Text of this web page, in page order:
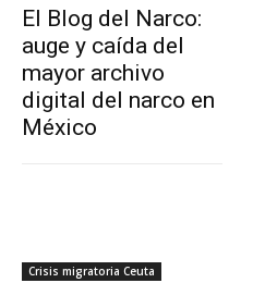
El Blog del Narco:
auge y caída del
mayor archivo
digital del narco en
México
Crisis migratoria Ceuta